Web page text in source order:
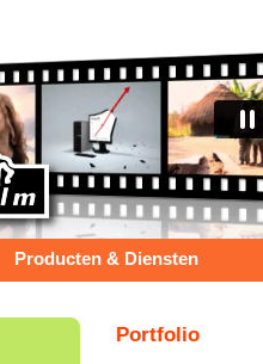
Producten & Diensten
Portfolio